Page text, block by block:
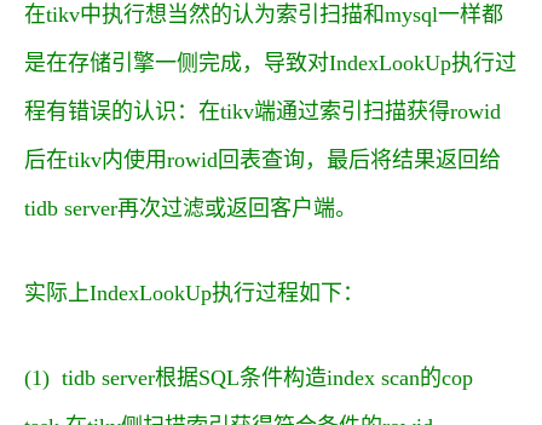
在tikv中执行想当然的认为索引扫描和mysql一样都
是在存储引擎一侧完成，导致对IndexLookUp执行过
程有错误的认识：在tikv端通过索引扫描获得rowid
后在tikv内使用rowid回表查询，最后将结果返回给
tidb server再次过滤或返回客户端。
实际上IndexLookUp执行过程如下：
(1) tidb server根据SQL条件构造index scan的cop